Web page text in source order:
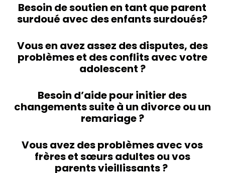
Besoin de soutien en tant que parent
surdoué avec des enfants surdoués?
Vous en avez assez des disputes, des
problèmes et des conflits avec votre
adolescent ?
Besoin d’aide pour initier des
changements suite à un divorce ou un
remariage ?
Vous avez des problèmes avec vos
frères et sœurs adultes ou vos
parents vieillissants ?